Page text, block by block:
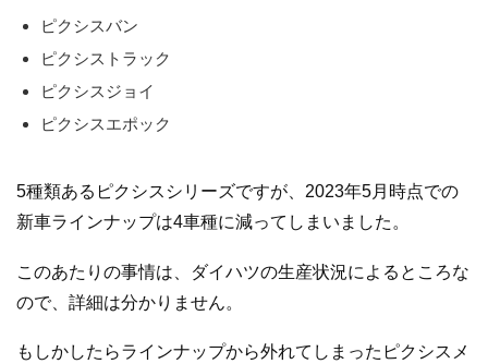
ピクシスバン
ピクシストラック
ピクシスジョイ
ピクシスエポック
5種類あるピクシスシリーズですが、2023年5月時点での
新車ラインナップは4車種に減ってしまいました。
このあたりの事情は、ダイハツの生産状況によるところな
ので、詳細は分かりません。
もしかしたらラインナップから外れてしまったピクシスメ